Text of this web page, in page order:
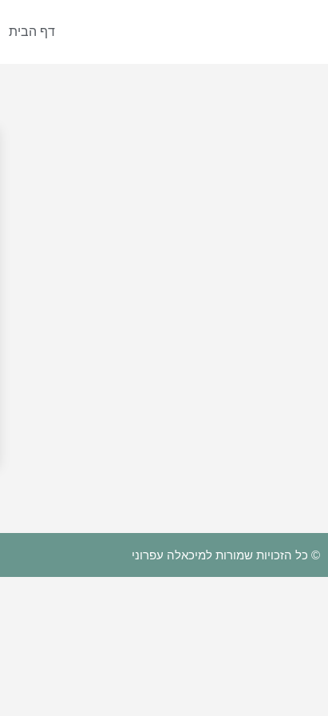
דף הבית
© כל הזכויות שמורות למיכאלה עפרוני